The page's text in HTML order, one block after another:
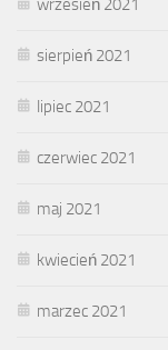
sierpień 2021
lipiec 2021
czerwiec 2021
maj 2021
kwiecień 2021
marzec 2021